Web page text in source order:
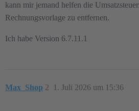
kann mir jemand helfen die
Rechnungsvorlage zu entfernen.
Ich habe Version 6.7.11.1
Max_Shop 1. Juli 2026 um 15:36
2